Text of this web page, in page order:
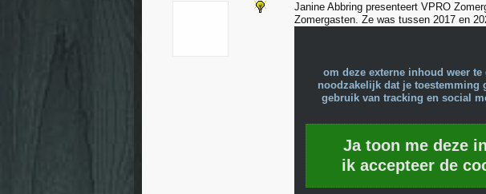
Janine Abbring presenteert VPRO
Zomergasten. Ze was tussen 2017 en
om deze externe inhoud weer te
noodzakelijk dat je toestemming
gebruik van tracking en social
Ja toon me deze
ik accepteer de